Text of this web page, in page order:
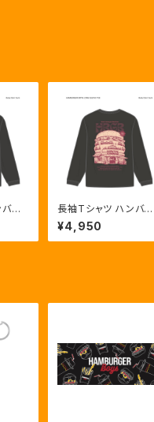
ー
長袖Tシャツ ハンバー
ガーショップ (スミ ✕ ピ
ンク)
¥4,950